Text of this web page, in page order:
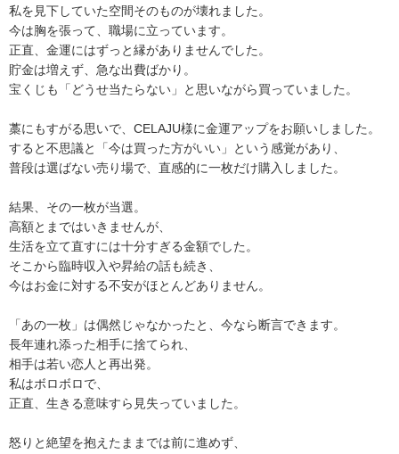
私を見下していた空間そのものが壊れました。
今は胸を張って、職場に立っています。
正直、金運にはずっと縁がありませんでした。
貯金は増えず、急な出費ばかり。
宝くじも「どうせ当たらない」と思いながら買っていました。
藁にもすがる思いで、CELAJU様に金運アップをお願いしました。
すると不思議と「今は買った方がいい」という感覚があり、
普段は選ばない売り場で、直感的に一枚だけ購入しました。
結果、その一枚が当選。
高額とまではいきませんが、
生活を立て直すには十分すぎる金額でした。
そこから臨時収入や昇給の話も続き、
今はお金に対する不安がほとんどありません。
「あの一枚」は偶然じゃなかったと、今なら断言できます。
長年連れ添った相手に捨てられ、
相手は若い恋人と再出発。
私はボロボロで、
正直、生きる意味すら見失っていました。
怒りと絶望を抱えたままでは前に進めず、